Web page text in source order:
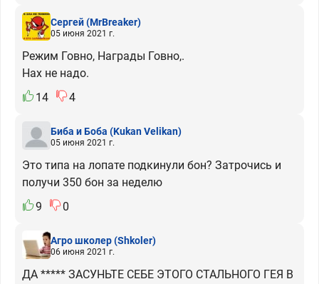
Сергей(MrBreaker)
05 июня 2021 г.
Режим Говно, Награды Говно,.
Нах не надо.
14
4
Биба и Боба (Kukan Velikan)
05 июня 2021 г.
Это типа на лопате подкинули бон? Затрочись и
получи 350 бон за неделю
9
0
Агро школер(Shkoler)
06 июня 2021 г.
ДА ***** ЗАСУНЬТЕ СЕБЕ ЭТОГО СТАЛЬНОГО ГЕЯ В